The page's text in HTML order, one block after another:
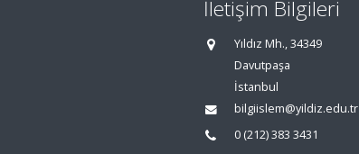
İletişim Bilgileri
Yıldız Mh., 34349
Davutpaşa
İstanbul
bilgiislem@yildiz.edu.tr
0 (212) 383 3431